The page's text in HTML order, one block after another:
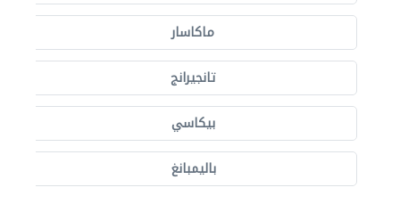
ماكاسار
تانجيرانج
بيكاسي
باليمبانغ